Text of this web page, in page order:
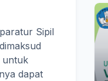
Sipil
untuk
dapat